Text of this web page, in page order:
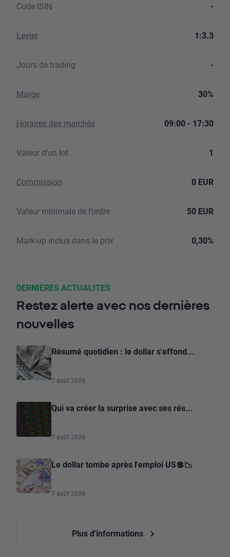
Code ISIN -
Levier 1:3.3
Jours de trading -
Marge 30%
Horaires des marchés 09:00 - 17:30
Valeur d’un lot 1
Commission 0 EUR
Valeur minimale de l’ordre 50 EUR
Mark-up inclus dans le prix 0,30%
DERNIÈRES ACTUALITES
Restez alerte avec nos dernières
nouvelles
Résumé quotidien : le dollar s'effond...
7 août 2026
Qui va créer la surprise avec ses rés...
7 août 2026
Le dollar tombe après l'emploi US💲📉
7 août 2026
Plus d'informations